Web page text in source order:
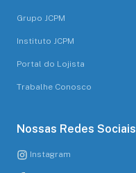
Grupo JCPM
Instituto JCPM
Portal do Lojista
Trabalhe Conosco
Nossas Redes Sociais
Instagram